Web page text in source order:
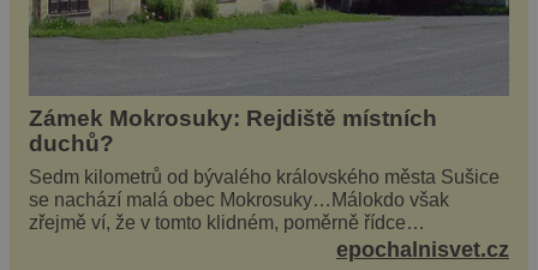
Zámek Mokrosuky: Rejdiště místních
duchů?
Sedm kilometrů od bývalého královského města Sušice
se nachází malá obec Mokrosuky…Málokdo však
zřejmě ví, že v tomto klidném, poměrně řídce
navštěvovaném koutu vesnické Šumavy se nachází
epochalnisvet.cz